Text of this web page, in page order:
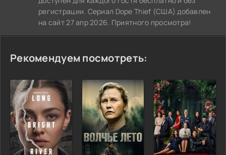
регистрации. Сериал Dope Thief (США) добавлен
на сайт 27 апр 2026. Приятного просмотра!
Рекомендуем посмотреть: